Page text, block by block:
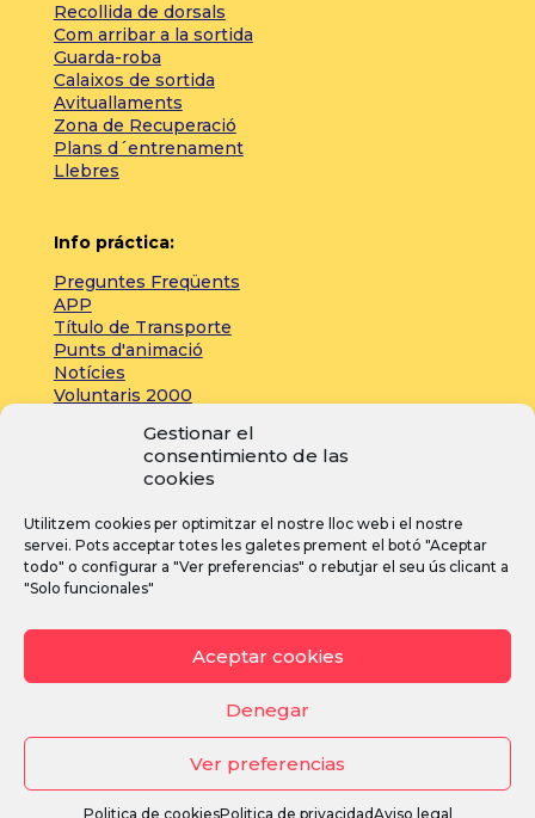
Gestionar el
consentimiento de las
cookies
Utilitzem cookies per optimitzar el nostre lloc web i el nostre
servei. Pots acceptar totes les galetes prement el botó "Aceptar
todo" o configurar a "Ver preferencias" o rebutjar el seu ús clicant a
"Solo funcionales"
Aceptar cookies
Denegar
Ver preferencias
Politica de cookiesPolitica de privacidadAviso legal
Recollida de dorsals
Com arribar a la sortida
Guarda-roba
Calaixos de sortida
Avituallaments
Zona de Recuperació
Plans d´entrenament
Llebres
Info práctica:
Preguntes Freqüents
APP
Título de Transporte
Punts d'animació
Notícies
Voluntaris 2000
Zona de prensa:
Acreditacions
Inscripcions
Notícies
InstagramFacebook YouTube
Avís legal· Política de privacitat·Política de cookies